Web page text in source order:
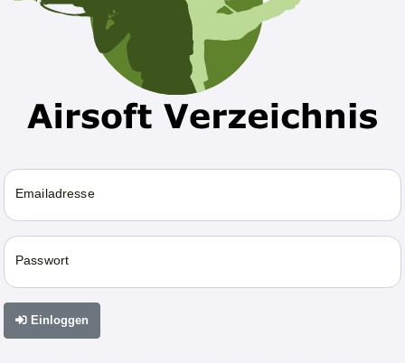
Emailadresse
Passwort
Einloggen